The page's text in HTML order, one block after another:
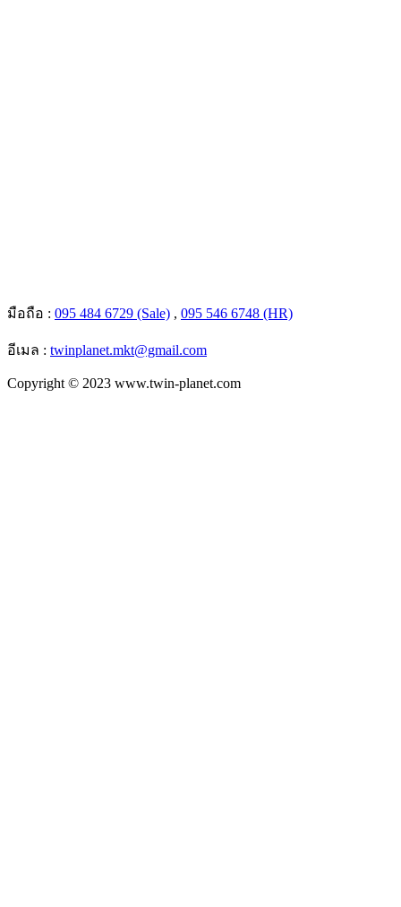
มือถือ : 095 484 6729 (Sale) , 095 546 6748 (HR)
อีเมล : twinplanet.mkt@gmail.com
Copyright © 2023 www.twin-planet.com